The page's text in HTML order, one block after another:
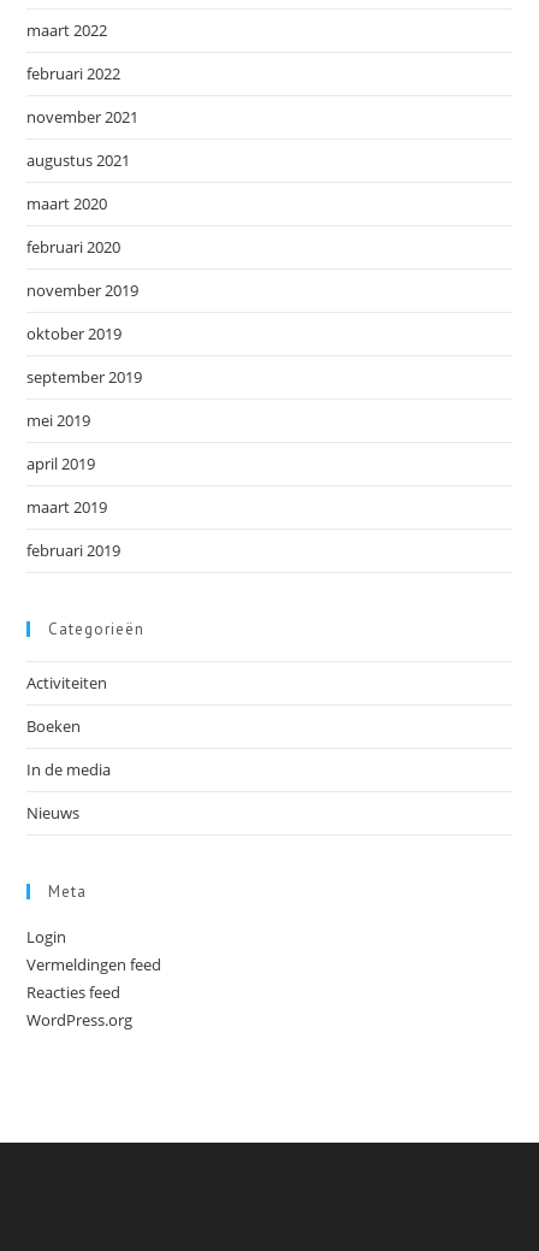
maart 2022
februari 2022
november 2021
augustus 2021
maart 2020
februari 2020
november 2019
oktober 2019
september 2019
mei 2019
april 2019
maart 2019
februari 2019
Categorieën
Activiteiten
Boeken
In de media
Nieuws
Meta
Login
Vermeldingen feed
Reacties feed
WordPress.org